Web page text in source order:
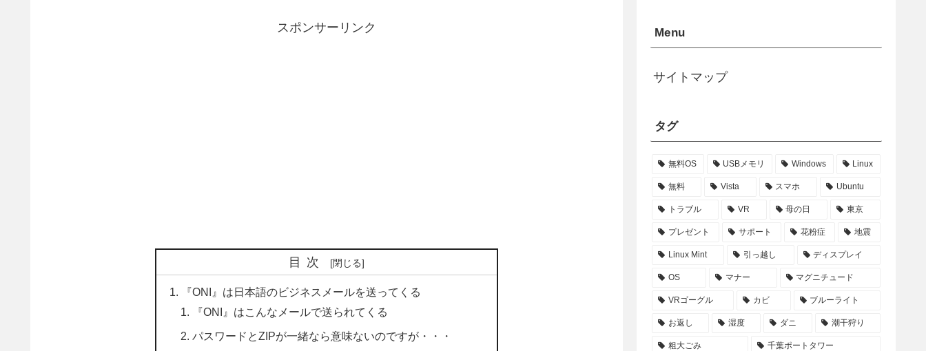
スポンサーリンク
目次
『ONI』は日本語のビジネスメールを送ってくる
『ONI』はこんなメールで送られてくる
パスワードとZIPが一緒なら意味ないのですが・・・
Menu
サイトマップ
タグ
無料OS USBメモリ Windows Linux
無料 Vista スマホ Ubuntu
トラブル VR 母の日 東京
プレゼント サポート 花粉症 地震
Linux Mint 引っ越し ディスプレイ
OS マナー マグニチュード
VRゴーグル カビ ブルーライト
お返し 湿度 ダニ 潮干狩り
粗大ごみ 千葉ポートタワー